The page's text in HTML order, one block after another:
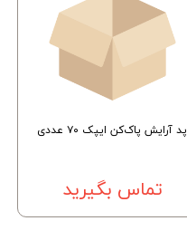
پد آرایش پاک‌کن ایپک ۷۰ عددی
تماس بگیرید